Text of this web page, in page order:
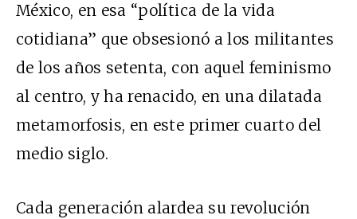
México, en esa “política de la vida
cotidiana” que obsesionó a los militantes
de los años setenta, con aquel feminismo
al centro, y ha renacido, en una dilatada
metamorfosis, en este primer cuarto del
medio siglo.
Cada generación alardea su revolución